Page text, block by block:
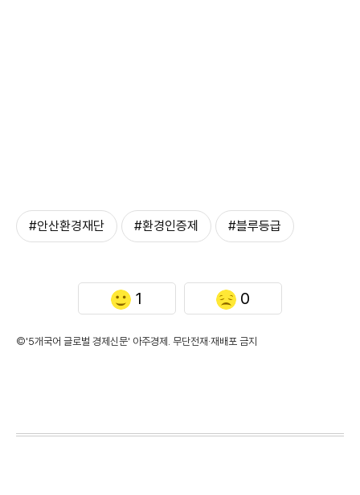
#안산환경재단 #환경인증제 #블루등급
1 0
©'5개국어 글로벌 경제신문' 아주경제. 무단전재·재배포 금지